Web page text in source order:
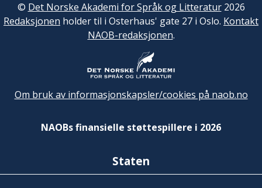
© Det Norske Akademi for Språk og Litteratur2026
Redaksjonen holder til i Osterhaus' gate 27 i Oslo. Kontakt
NAOB-redaksjonen.
Om bruk av informasjonskapsler/cookies på naob.no
NAOBs finansielle støttespillere i 2026
Staten